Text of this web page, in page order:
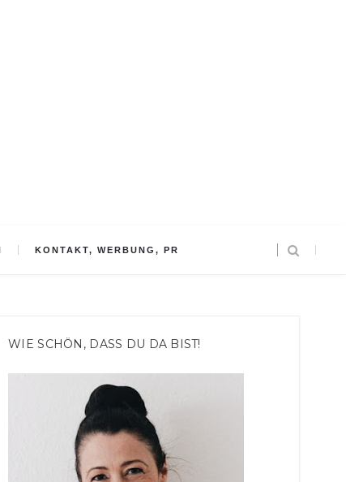
KONTAKT, WERBUNG, PR
WIE SCHÖN, DASS DU DA BIST!